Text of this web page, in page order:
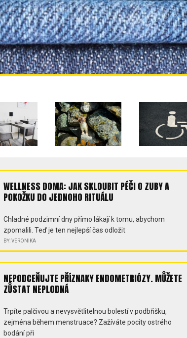
WELLNESS DOMA: JAK SKLOUBIT PÉČI O ZUBY A
POKOŽKU DO JEDNOHO RITUÁLU
Chladné podzimní dny přímo lákají k tomu, abychom
zpomalili. Teď je ten nejlepší čas odložit
BY: VERONIKA
NEPODCEŇUJTE PŘÍZNAKY ENDOMETRIÓZY. MŮŽETE
ZŮSTAT NEPLODNÁ
Trpíte palčivou a nevysvětlitelnou bolestí v podbřišku,
zejména během menstruace? Zažíváte pocity ostrého
bodání při